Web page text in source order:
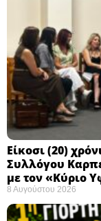
Eίκοσι (20)
Συλλόγου
με τον «Κύριο
8 Αυγούστου 2026